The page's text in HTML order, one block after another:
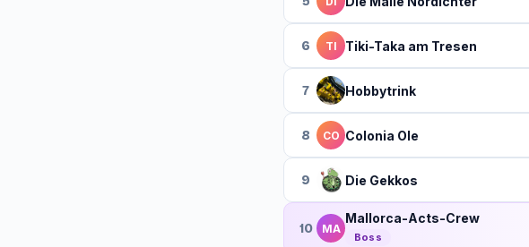
6 TI Tiki-Taka am Tresen
7 Hobbytrink
8 CO Colonia Ole
9 Die Gekkos
10 MA
Mallorca-Acts-Crew
Boss